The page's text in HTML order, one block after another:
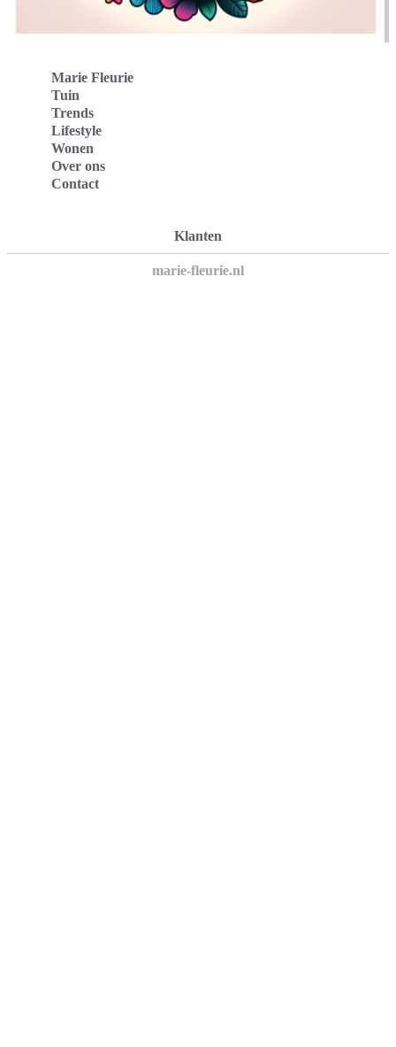
Marie Fleurie
Tuin
Trends
Lifestyle
Wonen
Over ons
Contact
Klanten
marie-fleurie.nl